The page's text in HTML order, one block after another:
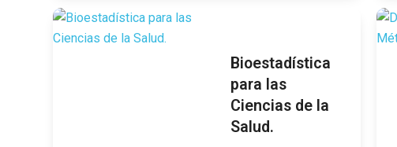
Bioestadística
para las
Ciencias de la
Salud.